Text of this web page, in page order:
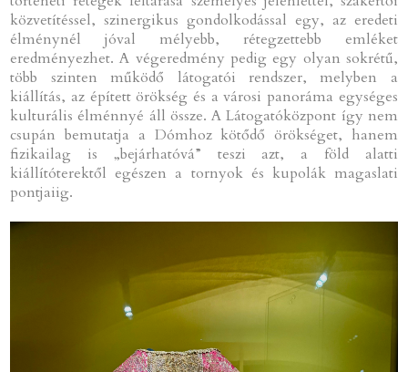
közvetítéssel, szinergikus gondolkodással egy, az eredeti
élménynél jóval mélyebb, rétegzettebb emléket
eredményezhet. A végeredmény pedig egy olyan sokrétű,
több szinten működő látogatói rendszer, melyben a
kiállítás, az épített örökség és a városi panoráma egységes
kulturális élménnyé áll össze. A Látogatóközpont így nem
csupán bemutatja a Dómhoz kötődő örökséget, hanem
fizikailag is „bejárhatóvá” teszi azt, a föld alatti
kiállítóterektől egészen a tornyok és kupolák magaslati
pontjaiig.